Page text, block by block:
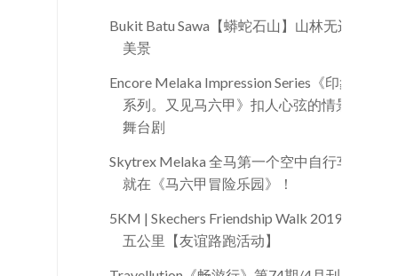
Bukit Batu Sawa【蟒蛇石山】山林无边
美景
Encore Melaka Impression Series《印象
系列。又见马六甲》扣人心弦的情景
舞台剧
Skytrex Melaka 全马第一个空中自行车
就在《马六甲冒险乐园》！
5KM | Skechers Friendship Walk 2019
五公里【友谊路跑活动】